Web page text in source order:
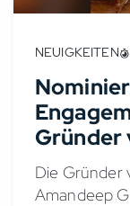
NEUIGKEITEN
Die Gründer
Amandeep